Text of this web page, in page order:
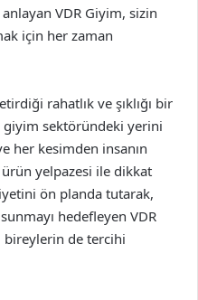
VDR Giyim, sizin
için her zaman
rahatlık ve şıklığı bir
sektöründeki yerini
her kesimden insanın
yelpazesi ile dikkat
ön planda tutarak,
hedefleyen VDR
bireylerin de tercihi